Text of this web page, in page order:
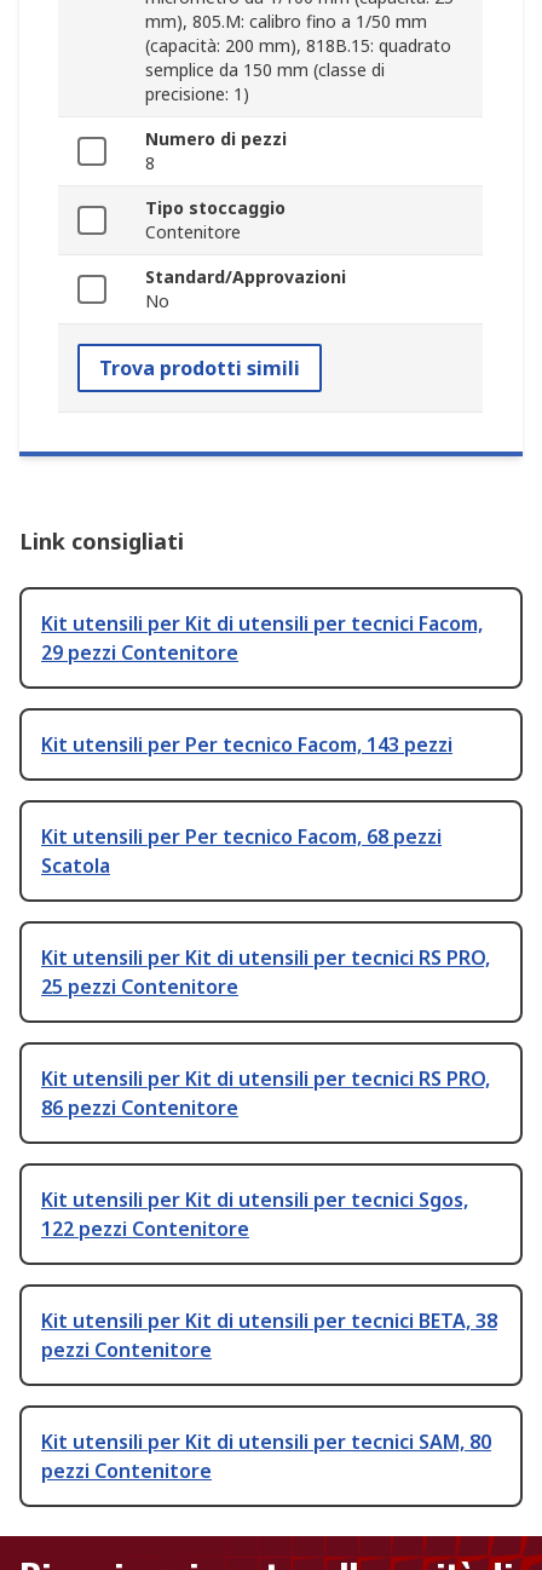
mm), 805.M: calibro fino a 1/50 mm
(capacità: 200 mm), 818B.15: quadrato
semplice da 150 mm (classe di
precisione: 1)
Numero di pezzi
8
Tipo stoccaggio
Contenitore
Standard/Approvazioni
No
Trova prodotti simili
Link consigliati
Kit utensili per Kit di utensili per tecnici Facom,
29 pezzi Contenitore
Kit utensili per Per tecnico Facom, 143 pezzi
Kit utensili per Per tecnico Facom, 68 pezzi
Scatola
Kit utensili per Kit di utensili per tecnici RS PRO,
25 pezzi Contenitore
Kit utensili per Kit di utensili per tecnici RS PRO,
86 pezzi Contenitore
Kit utensili per Kit di utensili per tecnici Sgos,
122 pezzi Contenitore
Kit utensili per Kit di utensili per tecnici BETA, 38
pezzi Contenitore
Kit utensili per Kit di utensili per tecnici SAM, 80
pezzi Contenitore